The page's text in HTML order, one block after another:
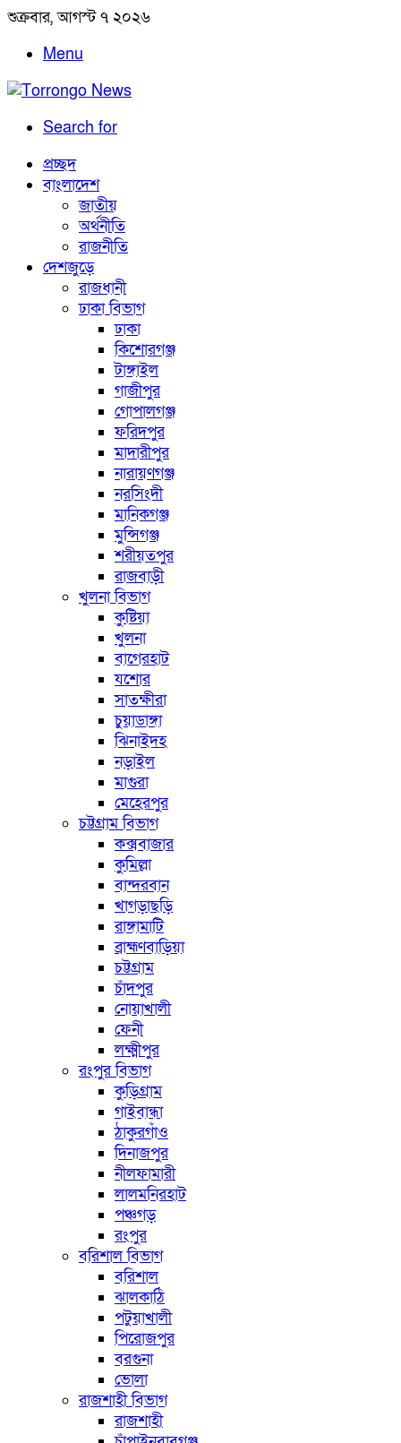
শুক্রবার, আগস্ট ৭ ২০২৬
Menu
Search for
প্রচ্ছদ
বাংলাদেশ
জাতীয়
অর্থনীতি
রাজনীতি
দেশজুড়ে
রাজধানী
ঢাকা বিভাগ
ঢাকা
কিশোরগঞ্জ
টাঙ্গাইল
গাজীপুর
গোপালগঞ্জ
ফরিদপুর
মাদারীপুর
নারায়ণগঞ্জ
নরসিংদী
মানিকগঞ্জ
মুন্সিগঞ্জ
শরীয়তপুর
রাজবাড়ী
খুলনা বিভাগ
কুষ্টিয়া
খুলনা
বাগেরহাট
যশোর
সাতক্ষীরা
চুয়াডাঙ্গা
ঝিনাইদহ
নড়াইল
মাগুরা
মেহেরপুর
চট্টগ্রাম বিভাগ
কক্সবাজার
কুমিল্লা
বান্দরবান
খাগড়াছড়ি
রাঙ্গামাটি
ব্রাহ্মণবাড়িয়া
চট্টগ্রাম
চাঁদপুর
নোয়াখালী
ফেনী
লক্ষ্মীপুর
রংপুর বিভাগ
কুড়িগ্রাম
গাইবান্ধা
ঠাকুরগাঁও
দিনাজপুর
নীলফামারী
লালমনিরহাট
পঞ্চগড়
রংপুর
বরিশাল বিভাগ
বরিশাল
ঝালকাঠি
পটুয়াখালী
পিরোজপুর
বরগুনা
ভোলা
রাজশাহী বিভাগ
রাজশাহী